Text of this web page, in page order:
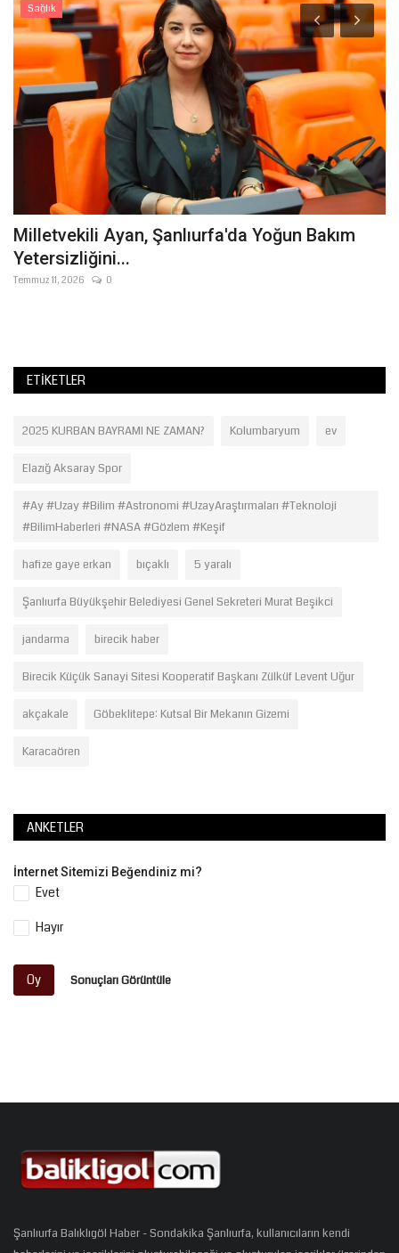
Sağlık
Milletvekili Ayan, Şanlıurfa'da Yoğun Bakım
Yetersizliğini...
Temmuz 11, 2026 0
ETIKETLER
2025 KURBAN BAYRAMI NE ZAMAN? Kolumbaryum ev
Elazığ Aksaray Spor
#Ay #Uzay #Bilim #Astronomi #UzayAraştırmaları #Teknoloji
#BilimHaberleri #NASA #Gözlem #Keşif
hafize gaye erkan bıçaklı 5 yaralı
Şanlıurfa Büyükşehir Belediyesi Genel Sekreteri Murat Beşikci
jandarma birecik haber
Birecik Küçük Sanayi Sitesi Kooperatif Başkanı Zülküf Levent Uğur
akçakale Göbeklitepe: Kutsal Bir Mekanın Gizemi
Karacaören
ANKETLER
İnternet Sitemizi Beğendiniz mi?
Evet
Hayır
Oy Sonuçları Görüntüle
Şanlıurfa Balıklıgöl Haber - Sondakika Şanlıurfa, kullanıcıların kendi